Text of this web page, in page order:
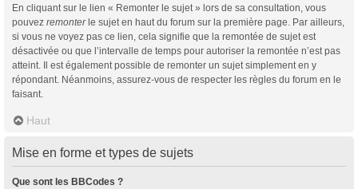
En cliquant sur le lien « Remonter le sujet » lors de sa consultation, vous
pouvez remonterle sujet en haut du forum sur la première page. Par ailleurs,
si vous ne voyez pas ce lien, cela signifie que la remontée de sujet est
désactivée ou que l’intervalle de temps pour autoriser la remontée n’est pas
atteint. Il est également possible de remonter un sujet simplement en y
répondant. Néanmoins, assurez-vous de respecter les règles du forum en le
faisant.
Haut
Mise en forme et types de sujets
Que sont les BBCodes ?